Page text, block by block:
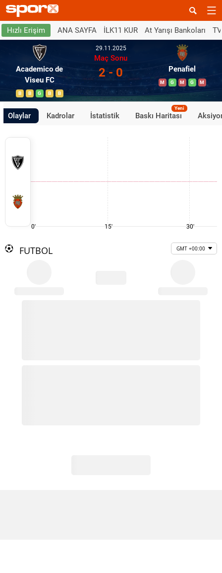
Hızlı Erişim ANA SAYFA İLK11 KUR At Yarışı Bankoları
Academico de
Viseu FC
B B G B B
29.11.2025
Maç Sonu
2 - 0 Penafiel
M G M G M
Olaylar Kadrolar İstatistik Baskı Haritası
Yeni
0' 15' 30'
FUTBOL GMT +00:00